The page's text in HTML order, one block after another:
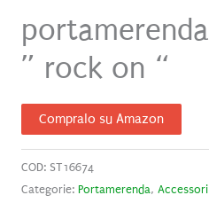
” rock on “
Compralo su Amazon
COD: ST16674
Categorie: Portamerenda,